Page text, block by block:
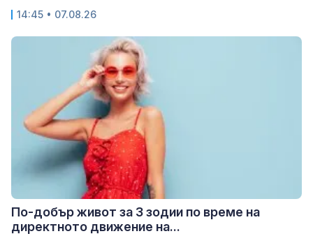
14:45 • 07.08.26
По-добър живот за 3 зодии по време на
директното движение на...